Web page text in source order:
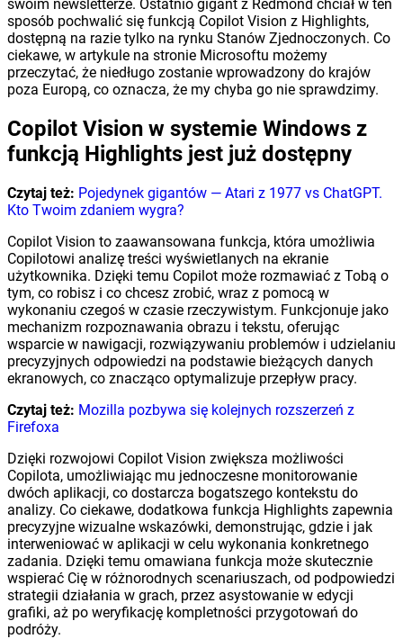
swoim newsletterze. Ostatnio gigant z Redmond chciał w ten
sposób pochwalić się funkcją Copilot Vision z Highlights,
dostępną na razie tylko na rynku Stanów Zjednoczonych. Co
ciekawe, w artykule na stronie Microsoftu możemy
przeczytać, że niedługo zostanie wprowadzony do krajów
poza Europą, co oznacza, że my chyba go nie sprawdzimy.
Copilot Vision w systemie Windows z
funkcją Highlights jest już dostępny
Czytaj też: Pojedynek gigantów — Atari z 1977 vs ChatGPT.
Kto Twoim zdaniem wygra?
Copilot Vision to zaawansowana funkcja, która umożliwia
Copilotowi analizę treści wyświetlanych na ekranie
użytkownika. Dzięki temu Copilot może rozmawiać z Tobą o
tym, co robisz i co chcesz zrobić, wraz z pomocą w
wykonaniu czegoś w czasie rzeczywistym. Funkcjonuje jako
mechanizm rozpoznawania obrazu i tekstu, oferując
wsparcie w nawigacji, rozwiązywaniu problemów i udzielaniu
precyzyjnych odpowiedzi na podstawie bieżących danych
ekranowych, co znacząco optymalizuje przepływ pracy.
Czytaj też: Mozilla pozbywa się kolejnych rozszerzeń z
Firefoxa
Dzięki rozwojowi Copilot Vision zwiększa możliwości
Copilota, umożliwiając mu jednoczesne monitorowanie
dwóch aplikacji, co dostarcza bogatszego kontekstu do
analizy. Co ciekawe, dodatkowa funkcja Highlights zapewnia
precyzyjne wizualne wskazówki, demonstrując, gdzie i jak
interweniować w aplikacji w celu wykonania konkretnego
zadania. Dzięki temu omawiana funkcja może skutecznie
wspierać Cię w różnorodnych scenariuszach, od podpowiedzi
strategii działania w grach, przez asystowanie w edycji
grafiki, aż po weryfikację kompletności przygotowań do
podróży.